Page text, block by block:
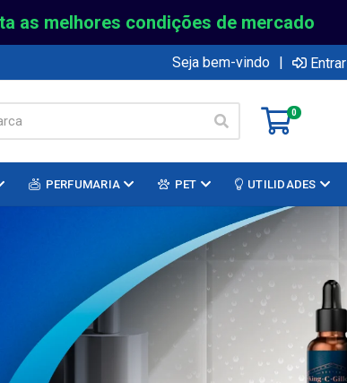
as melhores condições de mercado
Seja bem-vindo | Entrar
0
PERFUMARIA PET UTILIDADES